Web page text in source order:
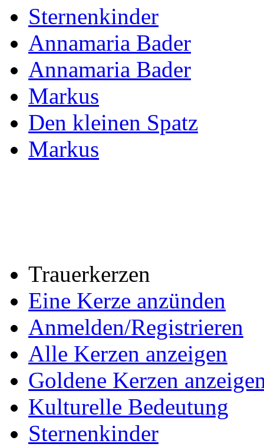
Sternenkinder
Annamaria Bader
Annamaria Bader
Markus
Den kleinen Spatz
Markus
Trauerkerzen
Eine Kerze anzünden
Anmelden/Registrieren
Alle Kerzen anzeigen
Goldene Kerzen
Kulturelle Bedeutung
Sternenkinder